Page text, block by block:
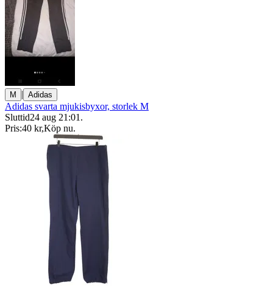
M | Adidas
Adidas svarta mjukisbyxor, storlek M
Sluttid24 aug 21:01 .
Pris:40 kr,Köp nu.